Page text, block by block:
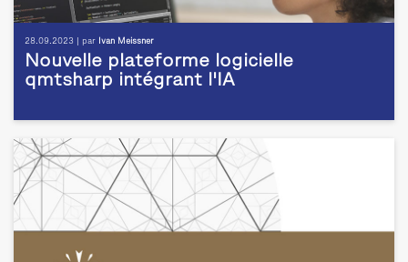
28.09.2023 | par Ivan Meissner
Nouvelle plateforme logicielle
qmtsharp intégrant l'IA